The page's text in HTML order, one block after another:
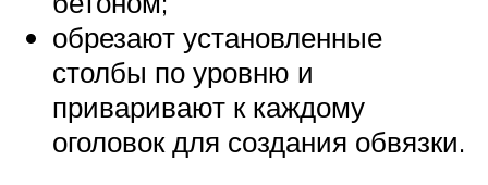
обрезают установленные
столбы по уровню и
приваривают к каждому
оголовок для создания обвязки.